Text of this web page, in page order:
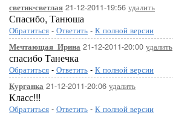
светик-светлая 21-12-2011-19:56 удалить
Спасибо, Танюша
Обратиться - Ответить - К полной версии
Мечтающая_Ирина 21-12-2011-20:00 удалить
спасибо Танечка
Обратиться - Ответить - К полной версии
Курганка 21-12-2011-20:06 удалить
Класс!!!
Обратиться - Ответить - К полной версии